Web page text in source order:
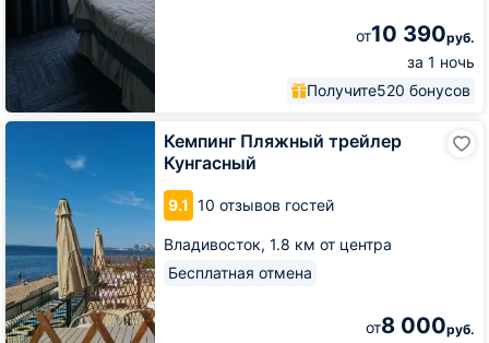
от10 390руб.
за 1 ночь
Получите520 бонусов
Кемпинг Пляжный трейлер
Кунгасный
9.1 10 отзывов гостей
Владивосток, 1.8 км от центра
Бесплатная отмена
от8 000руб.
Кемпинг